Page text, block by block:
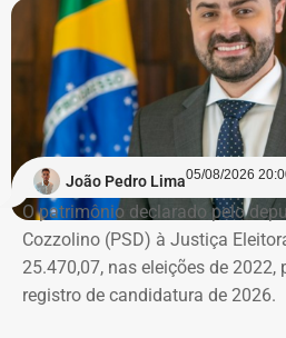
João Pedro Lima05/08/2026
O patrimônio declarado pelo
Cozzolino (PSD) à Justiça
25.470,07, nas eleições de 2022,
registro de candidatura de 2026.